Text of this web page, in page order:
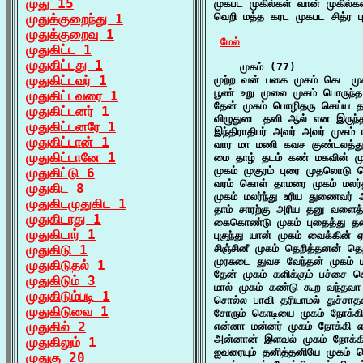
முது 15
முதுக்குறைந்து 1
முதுக்குறைவு 1
முதுகிட்ட 1
முதுகிட்டது 1
முதுகிட்டவர் 1
முதுகிட்டவரை 1
முதுகிட்டனர் 1
முதுகிட்டனரே 1
முதுகிட்டான் 1
முதுகிட்டானே 1
முதுகிட்டு 6
முதுகிட 8
முதுகிடமுதுகிட 1
முதுகிடாது 1
முதுகிடார் 1
முதுகிடு 1
முதுகிடுதல் 1
முதுகிடும் 3
முதுகிடும்படி 1
முதுகிடுவை 1
முதுகில் 2
முதுகிலும் 1
முதுகு 20
முகபட முகில்கள் வான்
வெறி மத்த கரட முகபட
மேல்
    முகம் (77)
முற்ற வன் பகை முகம் கெட
பூண் உறு முலை முகம்
தேன் முகம் பொழிதரு செய்ய
விழுதுடை தனி ஆல் என
இந்திராதிபர் அவர் அவர்
வார மா மணி கவச
மை தாழ் தடம் கண் மகவின்
முகம் முகுரம் புரை
வரம் கொள் தாமரை முகம்
முகம் மலர்ந்து உரிய
தாம் சாரற்கு அரிய தனு
கைகொண்டு முகம் புதைத்து
புகுந்து யான் முகம் வைக்கின்
சிஞ்சினீ முகம் தெறித்தனன்
முரசுடை துவச வேந்தன்
தேன் முகம் களிக்கும் பச்சை
மால் முகம் கண்டு கூற
சொல்ல பாவி தரியாமல்
சோரும் கொடியை முகம்
என்னா மன்னர் முகம் நோக்கி
அன்னான் இளவல் முகம்
ஐவரையும் தனித்தனியே